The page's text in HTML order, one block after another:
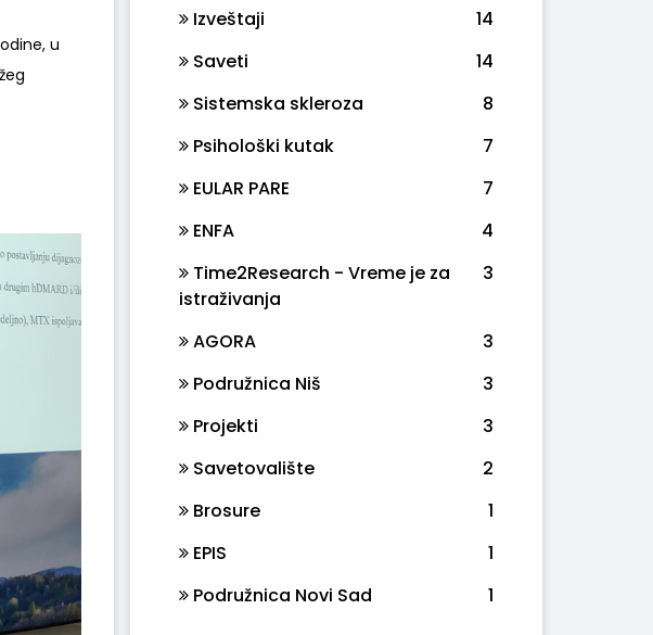
u
Izveštaji
14
Saveti
14
Sistemska skleroza
8
Psihološki kutak
7
EULAR PARE
7
ENFA
4
Time2Research - Vreme je za
istraživanja
3
AGORA
3
Podružnica Niš
3
Projekti
3
Savetovalište
2
Brosure
1
EPIS
1
Podružnica Novi Sad
1